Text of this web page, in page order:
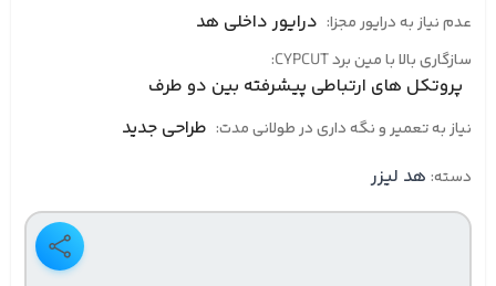
عدم نیاز به درایور مجزا: درایور داخلی هد
سازگاری بالا با مین برد CYPCUT:
پروتکل های ارتباطی پیشرفته بین دو طرف
نیاز به تعمیر و نگه داری در طولانی مدت: طراحی جدید
دسته: هد لیزر